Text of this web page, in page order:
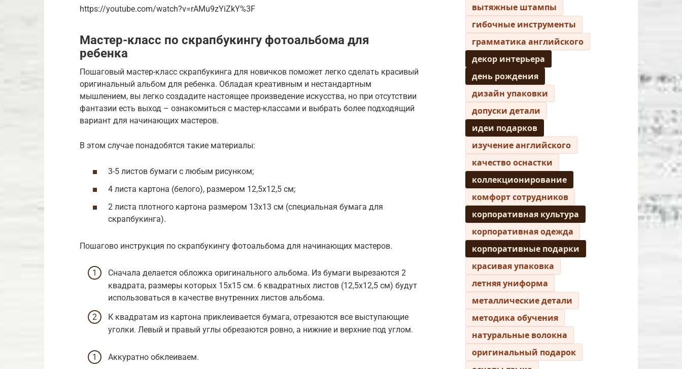
https://youtube.com/watch?v=rAMu9zYiZkY%3F
Мастер-класс по скрапбукингу фотоальбома для
ребенка
Пошаговый мастер-класс скрапбукинга для новичков поможет легко сделать красивый
оригинальный альбом для ребенка. Обладая креативным и нестандартным
мышлением, вы легко создадите настоящее произведение искусства, но при отсутствии
фантазии есть выход – ознакомиться с мастер-классами и выбрать более подходящий
вариант для начинающих мастеров.
В этом случае понадобятся такие материалы:
3-5 листов бумаги с любым рисунком;
4 листа картона (белого), размером 12,5х12,5 см;
2 листа плотного картона размером 13х13 см (специальная бумага для
скрапбукинга).
Пошагово инструкция по скрапбукингу фотоальбома для начинающих мастеров.
Сначала делается обложка оригинального альбома. Из бумаги вырезаются 2
квадрата, размеры которых 15х15 см. 6 квадратных листов (12,5х12,5 см) будут
использоваться в качестве внутренних листов альбома.
К квадратам из картона приклеивается бумага, отрезаются все выступающие
уголки. Левый и правый углы обрезаются ровно, а нижние и верхние под углом.
Аккуратно обклеиваем.
вытяжные штампы
гибочные инструменты
грамматика английского
декор интерьера
день рождения
дизайн упаковки
допуски детали
идеи подарков
изучение английского
качество оснастки
коллекционирование
комфорт сотрудников
корпоративная культура
корпоративная одежда
корпоративные подарки
красивая упаковка
летняя униформа
металлические детали
методика обучения
натуральные волокна
оригинальный подарок